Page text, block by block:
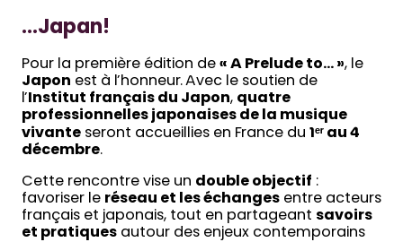
…Japan!
Pour la première édition de « A Prelude to… », le
Japon est à l’honneur. Avec le soutien de
l’Institut français du Japon, quatre
professionnelles japonaises de la musique
vivante seront accueillies en France du 1ᵉʳ au 4
décembre.
Cette rencontre vise un double objectif :
favoriser le réseau et les échanges entre acteurs
français et japonais, tout en partageant savoirs
et pratiques autour des enjeux contemporains